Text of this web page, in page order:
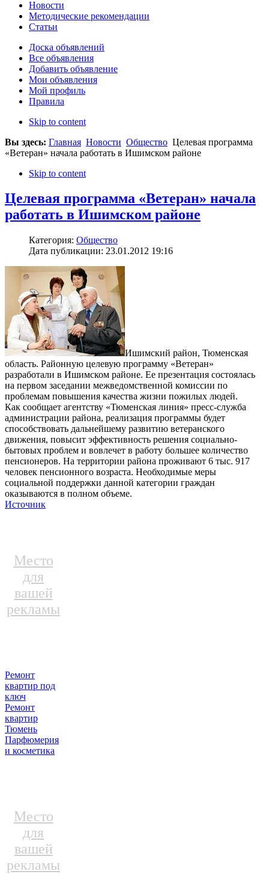
Новости
Методические рекомендации
Статьи
Доска объявлений
Все объявления
Добавить объявление
Мои объявления
Мой профиль
Правила
Skip to content
Вы здесь: Главная Новости Общество Целевая программа
«Ветеран» начала работать в Ишимском районе
Skip to content
Целевая программа «Ветеран» начала
работать в Ишимском районе
Категория: Общество
Дата публикации: 23.01.2012 19:16
Ишимский район, Тюменская
область. Районную целевую программу «Ветеран»
разработали в Ишимском районе. Ее презентация состоялась
на первом заседании межведомственной комиссии по
проблемам повышения качества жизни пожилых людей.
Как сообщает агентству «Тюменская линия» пресс-служба
администрации района, реализация программы будет
способствовать дальнейшему развитию ветеранского
движения, повысит эффективность решения социально-
бытовых проблем и вовлечет в работу большее количество
пенсионеров. На территории района проживают 6 тыс. 917
человек пенсионного возраста. Необходимые меры
социальной поддержки данной категории граждан
оказываются в полном объеме.
Источник
Место
для
вашей
рекламы
Ремонт
квартир под
ключ
Ремонт
квартир
Тюмень
Парфюмерия
и косметика
Место
для
вашей
рекламы